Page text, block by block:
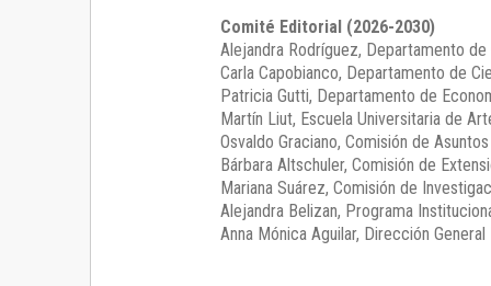
Comité Editorial (2026-2030)
Alejandra Rodríguez, Departamento de
Carla Capobianco, Departamento de
Patricia Gutti, Departamento de
Martín Liut, Escuela Universitaria de
Osvaldo Graciano, Comisión de
Bárbara Altschuler, Comisión de
Mariana Suárez, Comisión de
Alejandra Belizan, Programa
Anna Mónica Aguilar, Dirección General